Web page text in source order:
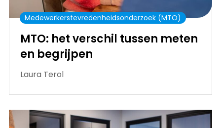
Medewerkerstevredenheidsonderzoek (MTO)
MTO: het verschil tussen meten
en begrijpen
Laura Terol